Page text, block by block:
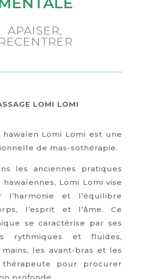
APAISER,
LOMI LOMI
hawaïen Lomi Lomi est une
de mas-sothérapie.
les anciennes pratiques
Lomi Lomi vise
l’harmonie et l’équilibre
l’esprit et l’âme. Ce
se caractérise par ses
rythmiques et fluides,
les avant-bras et les
pour procurer